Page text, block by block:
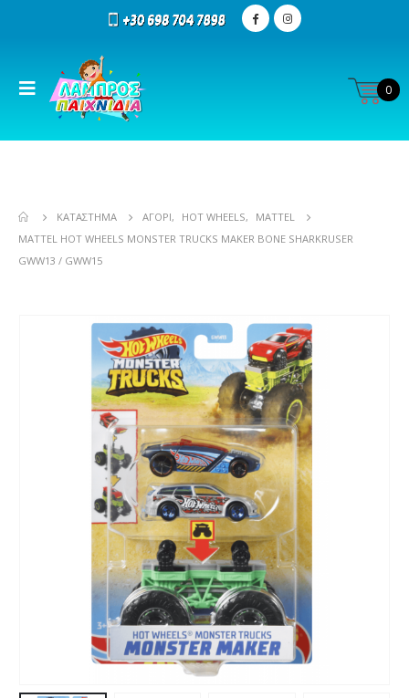
0
ΚΑΤΆΣΤΗΜΑ ΑΓΌΡΙ, HOT WHEELS,
MATTEL
MATTEL HOT WHEELS MONSTER TRUCKS MAKER BONE SHARKRUSER
GWW13 / GWW15